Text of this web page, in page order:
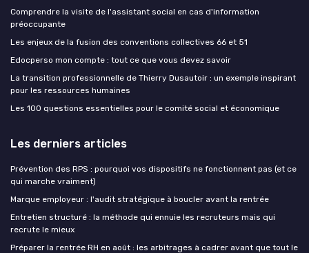
Comprendre la visite de l'assistant social en cas d'information
préoccupante
Les enjeux de la fusion des conventions collectives 66 et 51
Edocperso mon compte : tout ce que vous devez savoir
La transition professionnelle de Thierry Dusautoir : un exemple inspirant
pour les ressources humaines
Les 100 questions essentielles pour le comité social et économique
Les derniers articles
Prévention des RPS : pourquoi vos dispositifs ne fonctionnent pas (et ce
qui marche vraiment)
Marque employeur : l'audit stratégique à boucler avant la rentrée
Entretien structuré : la méthode qui ennuie les recruteurs mais qui
recrute le mieux
Préparer la rentrée RH en août : les arbitrages à cadrer avant que tout le